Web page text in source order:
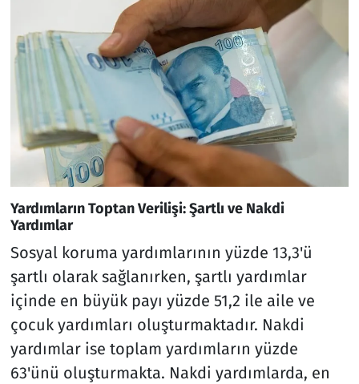
Yardımların Toptan Verilişi: Şartlı ve Nakdi
Yardımlar
Sosyal koruma yardımlarının yüzde 13,3'ü
şartlı olarak sağlanırken, şartlı yardımlar
içinde en büyük payı yüzde 51,2 ile aile ve
çocuk yardımları oluşturmaktadır. Nakdi
yardımlar ise toplam yardımların yüzde
63'ünü oluşturmakta. Nakdi yardımlarda, en